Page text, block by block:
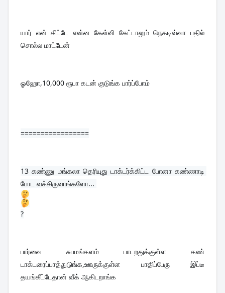
யார் என் கிட்டே என்ன கேள்வி கேட்டாலும் நெகடிவ்வா பதில்
சொல்ல மாட்டேன்
ஓஹோ,10,000 ரூபா கடன் குடுங்க பார்ப்போம்
=================
13 கண்ணு மங்கலா தெரியுது டாக்டர்க்கிட்ட போனா கண்ணாடி
போட வச்சிருவாங்களோ...
?
பார்வை சுபமங்களம் பாடறதுக்குள்ள கண்
டாக்டரைப்பாத்துடுங்க,ஊருக்குள்ள பாதிப்பேரு இப்டீ
தயங்கீட்டேதான் வீக் ஆகிடறாங்க